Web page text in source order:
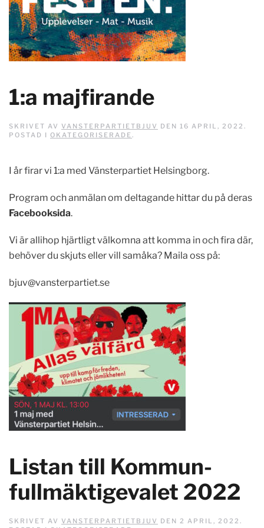
1:a majfirande
SKRIVET AV VANSTERPARTIETBJUV DEN 16 APRIL, 2022 .
POSTAD I OKATEGORISERADE .
I år firar vi 1:a med Vänsterpartiet Helsingborg.
Program och anmälan om deltagande hittar du på deras
Facebooksida.
Vi är allihop hjärtligt välkomna att komma in och fira där,
behöver du skjuts eller vill samåka? Maila oss på:
bjuv@vansterpartiet.se
Listan till Kommun-
fullmäktigevalet 2022
SKRIVET AV VANSTERPARTIETBJUV DEN 2 APRIL, 2022 .